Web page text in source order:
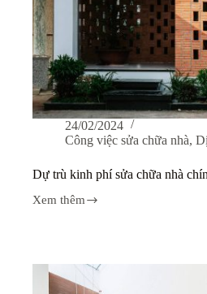
24/02/2024
Công việc sửa chữa nhà,
Dự trù kinh phí sửa chữa nhà
Xem thêm
Dự
sửa
chữa